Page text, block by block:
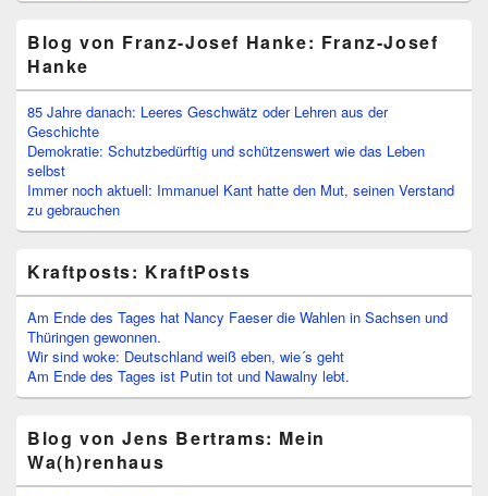
Blog von Franz-Josef Hanke: Franz-Josef
Hanke
85 Jahre danach: Leeres Geschwätz oder Lehren aus der
Geschichte
Demokratie: Schutzbedürftig und schützenswert wie das Leben
selbst
Immer noch aktuell: Immanuel Kant hatte den Mut, seinen Verstand
zu gebrauchen
Kraftposts: KraftPosts
Am Ende des Tages hat Nancy Faeser die Wahlen in Sachsen und
Thüringen gewonnen.
Wir sind woke: Deutschland weiß eben, wie´s geht
Am Ende des Tages ist Putin tot und Nawalny lebt.
Blog von Jens Bertrams: Mein
Wa(h)renhaus